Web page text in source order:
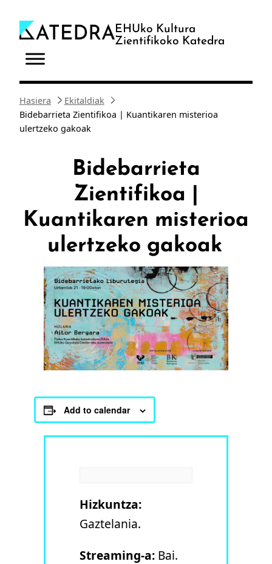
edukira
EHUko Kultura
Zientifikoko Katedra
Hasiera
Ekitaldiak
Bidebarrieta Zientifikoa | Kuantikaren misterioa
ulertzeko gakoak
Bidebarrieta
Zientifikoa |
Kuantikaren misterioa
ulertzeko gakoak
Add to calendar
Hizkuntza:
Gaztelania.
Streaming-a: Bai.